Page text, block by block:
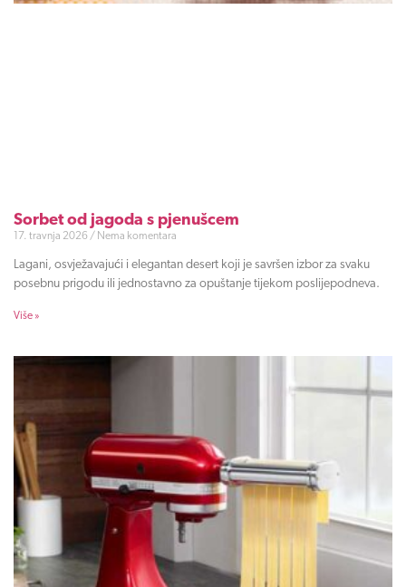
Sorbet od jagoda s pjenušcem
17. travnja 2026 Nema komentara
Lagani, osvježavajući i elegantan desert koji je savršen izbor za svaku
posebnu prigodu ili jednostavno za opuštanje tijekom poslijepodneva.
Više »